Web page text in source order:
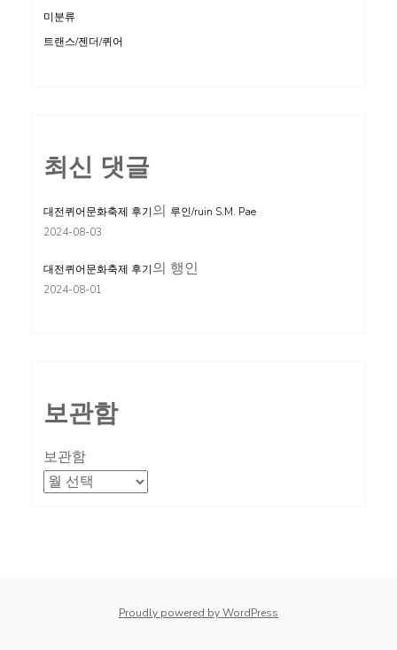
미분류
트랜스/젠더/퀴어
최신 댓글
대전퀴어문화축제 후기의 루인/ruin S.M. Pae
2024-08-03
대전퀴어문화축제 후기의 행인
2024-08-01
보관함
보관함
Proudly powered by WordPress